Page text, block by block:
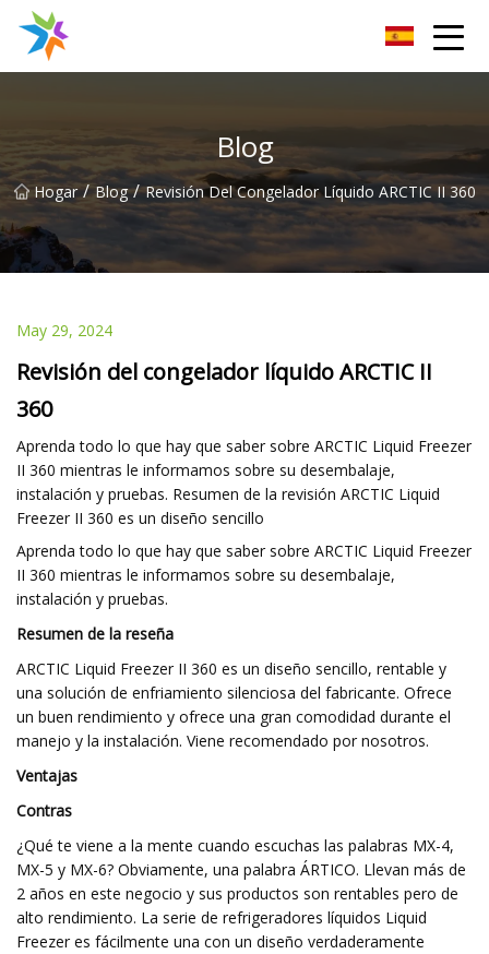
Blog
Hogar / Blog / Revisión Del Congelador Líquido ARCTIC II 360
May 29, 2024
Revisión del congelador líquido ARCTIC II
360
Aprenda todo lo que hay que saber sobre ARCTIC Liquid Freezer
II 360 mientras le informamos sobre su desembalaje,
instalación y pruebas. Resumen de la revisión ARCTIC Liquid
Freezer II 360 es un diseño sencillo
Aprenda todo lo que hay que saber sobre ARCTIC Liquid Freezer
II 360 mientras le informamos sobre su desembalaje,
instalación y pruebas.
Resumen de la reseña
ARCTIC Liquid Freezer II 360 es un diseño sencillo, rentable y
una solución de enfriamiento silenciosa del fabricante. Ofrece
un buen rendimiento y ofrece una gran comodidad durante el
manejo y la instalación. Viene recomendado por nosotros.
Ventajas
Contras
¿Qué te viene a la mente cuando escuchas las palabras MX-4,
MX-5 y MX-6? Obviamente, una palabra ÁRTICO. Llevan más de
2 años en este negocio y sus productos son rentables pero de
alto rendimiento. La serie de refrigeradores líquidos Liquid
Freezer es fácilmente una con un diseño verdaderamente